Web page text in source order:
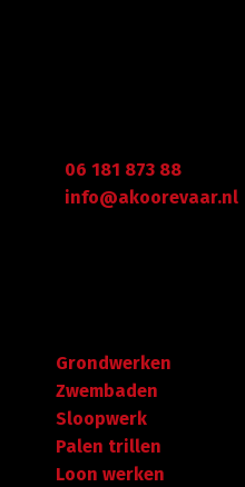
06 181 873 88
info@akoorevaar.nl
Grondwerken
Zwembaden
Sloopwerk
Palen trillen
Loon werken